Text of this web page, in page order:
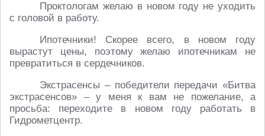
Проктологам желаю в новом году не уходить
с головой в работу.
Ипотечники! Скорее всего, в новом году
вырастут цены, поэтому желаю ипотечникам не
превратиться в сердечников.
Экстрасенсы – победители передачи «Битва
экстрасенсов» – у меня к вам не пожелание, а
просьба: переходите в новом году работать в
Гидрометцентр.